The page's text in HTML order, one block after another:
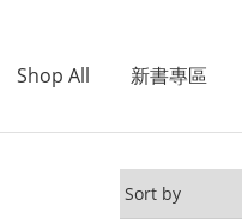
Shop All 新書專區